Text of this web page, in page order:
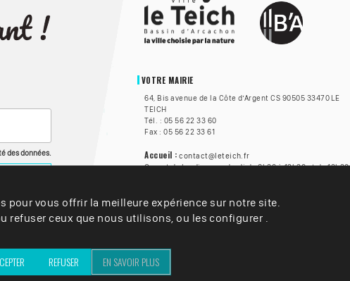
des données.
VOTRE MAIRIE
64, Bis avenue de la Côte d’Argent CS 90505 33470 LE
TEICH
Tél. : 05 56 22 33 60
Fax : 05 56 22 33 61
Accueil : contact@leteich.fr
Ouvert du lundi au vendredi de 8h30 à 12h30 et de 13h30
🦻 Accessibilité :La Ville du Teich est accessible aux
personnes sourdes ou malentendantes grâce à la
solution Acceo. Cliquez ICIpour être mis en relation
pour vous offrir la meilleure expérience sur notre site.
refuser ceux que nous utilisons, ou les configurer .
REFUSER EN SAVOIR PLUS